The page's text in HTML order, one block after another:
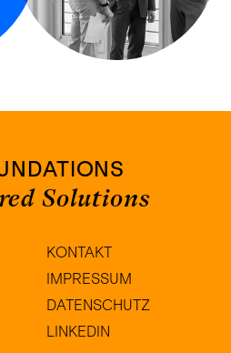
Solutions
KONTAKT
IMPRESSUM
DATENSCHUTZ
LINKEDIN